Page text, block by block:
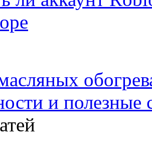
и полезные